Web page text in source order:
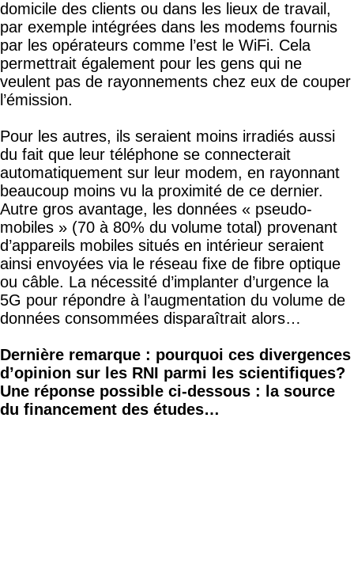
domicile des clients ou dans les lieux de travail,
par exemple intégrées dans les modems fournis
par les opérateurs comme l’est le WiFi. Cela
permettrait également pour les gens qui ne
veulent pas de rayonnements chez eux de couper
l’émission.
Pour les autres, ils seraient moins irradiés aussi
du fait que leur téléphone se connecterait
automatiquement sur leur modem, en rayonnant
beaucoup moins vu la proximité de ce dernier.
Autre gros avantage, les données « pseudo-
mobiles » (70 à 80% du volume total) provenant
d’appareils mobiles situés en intérieur seraient
ainsi envoyées via le réseau fixe de fibre optique
ou câble. La nécessité d’implanter d’urgence la
5G pour répondre à l’augmentation du volume de
données consommées disparaîtrait alors…
Dernière remarque : pourquoi ces divergences
d’opinion sur les RNI parmi les scientifiques?
Une réponse possible ci-dessous : la source
du financement des études…